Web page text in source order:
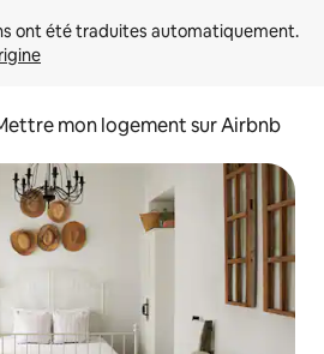
mon logement sur Airbnb